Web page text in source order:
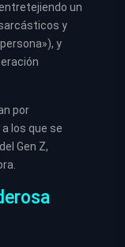
un
y
y
por
los que se
Gen Z,